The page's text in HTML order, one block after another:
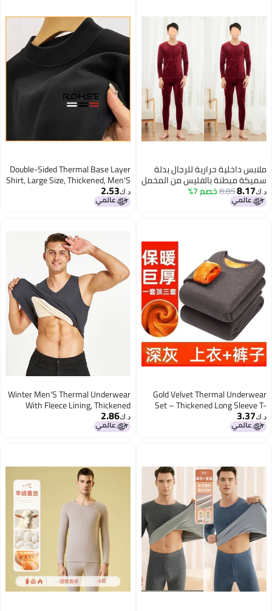
ملابس داخلية حرارية للرجال بدلة
سميكة مبطنة بالفليس من المخمل
الذهبي مقاومة للبرد شتاء مزدوجة
الجوانب ملابس خريفية للبالغين
د.ك‏8.17
8.85خصم 7%
Double-Sided Thermal Base Layer
Shirt, Large Size, Thickened, Men'S
Sweatshirt, Long-Sleeved T-Shirt,
High-Neck, Warm Base Layer Shirt
د.ك‏2.53
Gold Velvet Thermal Underwear
Set – Thickened Long Sleeve T-
Shirt and Pants for Men
د.ك‏3.37
Winter Men'S Thermal Underwear
With Fleece Lining, Thickened
Front And Back Patches, Vest Top,
Undershirt, Cold-Proof
د.ك‏2.86